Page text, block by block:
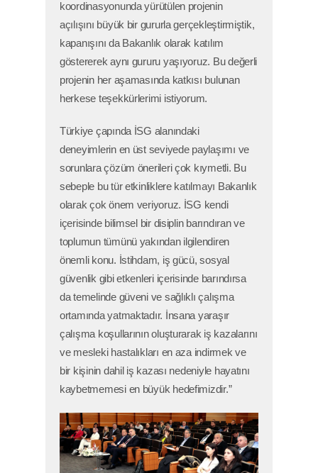
koordinasyonunda yürütülen projenin
açılışını büyük bir gururla gerçekleştirmiştik,
kapanışını da Bakanlık olarak katılım
göstererek aynı gururu yaşıyoruz. Bu değerli
projenin her aşamasında katkısı bulunan
herkese teşekkürlerimi istiyorum.
Türkiye çapında İSG alanındaki
deneyimlerin en üst seviyede paylaşımı ve
sorunlara çözüm önerileri çok kıymetli. Bu
sebeple bu tür etkinliklere katılmayı Bakanlık
olarak çok önem veriyoruz. İSG kendi
içerisinde bilimsel bir disiplin barındıran ve
toplumun tümünü yakından ilgilendiren
önemli konu. İstihdam, iş gücü, sosyal
güvenlik gibi etkenleri içerisinde barındırsa
da temelinde güveni ve sağlıklı çalışma
ortamında yatmaktadır. İnsana yaraşır
çalışma koşullarının oluşturarak iş kazalarını
ve mesleki hastalıkları en aza indirmek ve
bir kişinin dahil iş kazası nedeniyle hayatını
kaybetmemesi en büyük hedefimizdir.”
E-BÜLTEN
Copyright © 2025,
İstanbul Sanayi Odası
Gizlilik ve Hukuki Şartlar
Çerez Politikası